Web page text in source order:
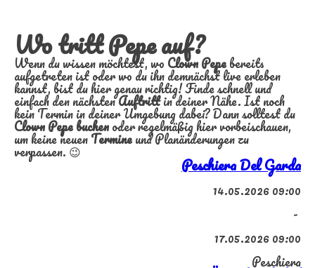
Wo tritt Pepe auf?
Wenn du wissen möchtest, wo Clown Pepebereits
aufgetreten ist oder wo du ihn demnächst live erleben
kannst, bist du hier genau richtig! Finde schnell und
einfach den nächstenAuftrittin deiner Nähe. Ist noch
kein Termin in deiner Umgebung dabei? Dann solltest du
Clown Pepebuchenoder regelmäßig hier vorbeischauen,
um keine neuenTermineund Planänderungen zu
verpassen. 😉
Peschiera Del Garda
14.05.2026 09:00
-
17.05.2026 09:00
Peschiera